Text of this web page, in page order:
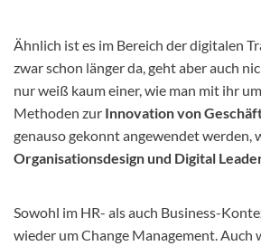
Ähnlich ist es im Bereich der digitalen
zwar schon länger da, geht aber auch
nur weiß kaum einer, wie man mit ihr
Methoden zur Innovation von
genauso gekonnt angewendet werden,
Organisationsdesign und Digital
Sowohl im HR- als auch Business-
wieder um Change Management. Auch